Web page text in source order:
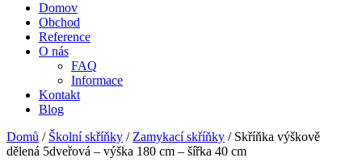
Domov
Obchod
Reference
O nás
FAQ
Informace
Kontakt
Blog
Domů / Školní skříňky /Zamykací skříňky / Skříňka výškově
dělená 5dveřová – výška 180 cm – šířka 40 cm